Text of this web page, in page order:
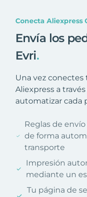
Conecta Aliexpress
Envía los
Evri.
Una vez
Aliexpress a
automatizar cada
Reglas de
de forma
transporte
Impresión
mediante un
Tu página de